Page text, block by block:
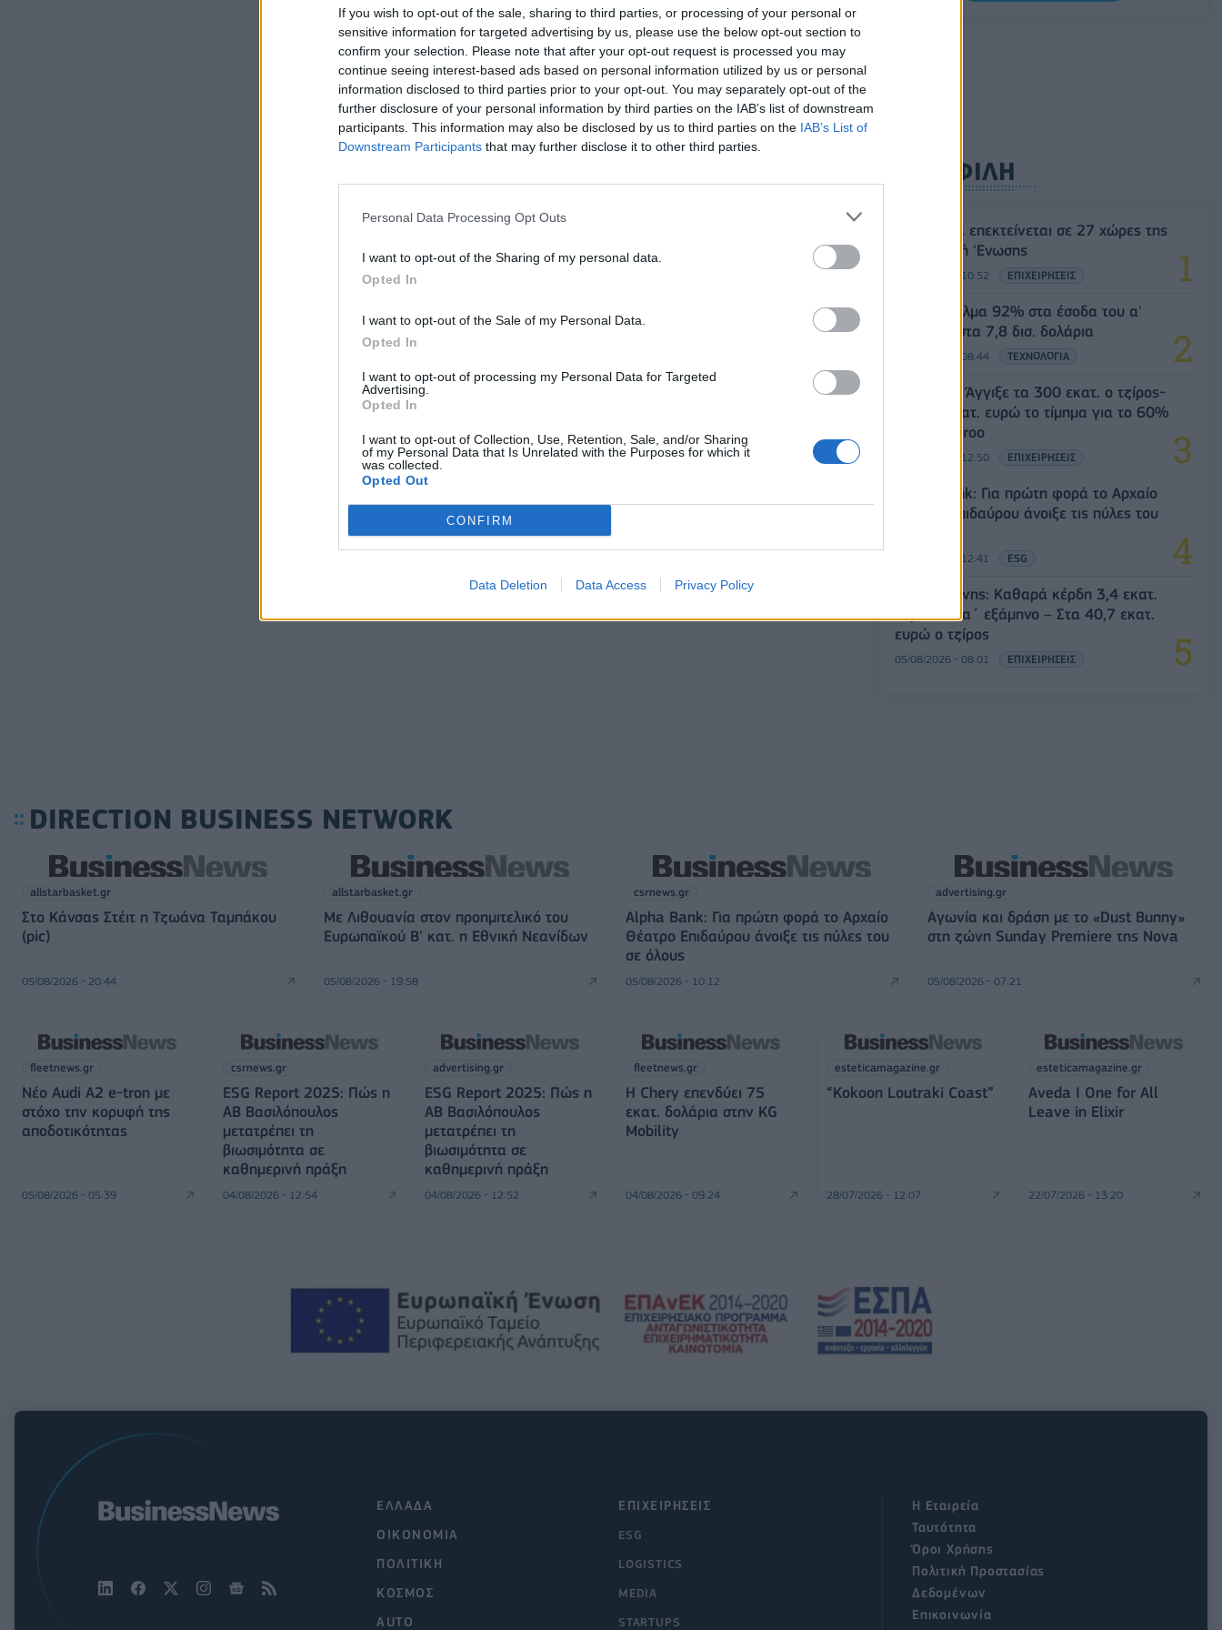
If you wish to opt-out of the sale, sharing to third parties, or processing of your personal or
sensitive information for targeted advertising by us, please use the below opt-out section to
confirm your selection. Please note that after your opt-out request is processed you may
continue seeing interest-based ads based on personal information utilized by us or personal
information disclosed to third parties prior to your opt-out. You may separately opt-out of the
further disclosure of your personal information by third parties on the IAB’s list of downstream
participants. This information may also be disclosed by us to third parties on the IAB’s List of
Downstream Participants that may further disclose it to other third parties.
Personal Data Processing Opt Outs
I want to opt-out of the Sharing of my personal data.
Opted In
I want to opt-out of the Sale of my Personal Data.
Opted In
I want to opt-out of processing my Personal Data for Targeted
Advertising.
Opted In
I want to opt-out of Collection, Use, Retention, Sale, and/or Sharing
of my Personal Data that Is Unrelated with the Purposes for which it
was collected.
Opted Out
CONFIRM
Data Deletion Data Access Privacy Policy
ΔΗΜΟΦΙΛΗ
Η Vendora επεκτείνεται σε 27 χώρες της
Ευρωπαϊκή 'Ενωσης
05/08/2026 - 10:52 ΕΠΙΧΕΙΡΗΣΕΙΣ
SpaceX: Άλμα 92% στα έσοδα του α'
τριμήνου στα 7,8 δισ. δολάρια
05/08/2026 - 08:44 ΤΕΧΝΟΛΟΓΙΑ
Evergood: Άγγιξε τα 300 εκατ. ο τζίρος-
Στα 10 εκατ. ευρώ το τίμημα για το 60%
του Jackaroo
05/08/2026 - 12:50 ΕΠΙΧΕΙΡΗΣΕΙΣ
Alpha Bank: Για πρώτη φορά το Αρχαίο
Θέατρο Επιδαύρου άνοιξε τις πύλες του
05/08/2026 - 12:41 ESG
Παπουτσάνης: Καθαρά κέρδη 3,4 εκατ.
ευρώ στο α΄ εξάμηνο – Στα 40,7 εκατ.
ευρώ ο τζίρος
05/08/2026 - 08:01 ΕΠΙΧΕΙΡΗΣΕΙΣ
DIRECTION BUSINESS NETWORK
allstarbasket.gr
Στο Κάνσας Στέιτ η Τζωάνα Ταμπάκου
(pic)
05/08/2026 - 20:44
allstarbasket.gr
Με Λιθουανία στον προημιτελικό του
Ευρωπαϊκού Β' κατ. η Εθνική Νεανίδων
05/08/2026 - 19:58
csrnews.gr
Alpha Bank: Για πρώτη φορά το Αρχαίο
Θέατρο Επιδαύρου άνοιξε τις πύλες του
σε όλους
05/08/2026 - 10:12
advertising.gr
Αγωνία και δράση με το «Dust Bunny»
στη ζώνη Sunday Premiere της Nova
05/08/2026 - 07:21
fleetnews.gr
Νέο Audi A2 e-tron με
στόχο την κορυφή της
αποδοτικότητας
05/08/2026 - 05:39
csrnews.gr
ESG Report 2025: Πώς η
ΑΒ Βασιλόπουλος
μετατρέπει τη
βιωσιμότητα σε
καθημερινή πράξη
04/08/2026 - 12:54
advertising.gr
ESG Report 2025: Πώς η
ΑΒ Βασιλόπουλος
μετατρέπει τη
βιωσιμότητα σε
καθημερινή πράξη
04/08/2026 - 12:52
fleetnews.gr
Η Chery επενδύει 75
εκατ. δολάρια στην KG
Mobility
04/08/2026 - 09:24
esteticamagazine.gr
“Kokoon Loutraki Coast”
28/07/2026 - 12:07
esteticamagazine.gr
Aveda I One for All
Leave in Elixir
22/07/2026 - 13:20
ΕΠΙΧΕΙΡΗΣΕΙΣ
ESG
LOGISTICS
MEDIA
STARTUPS
ΕΛΛΑΔΑ
ΟΙΚΟΝΟΜΙΑ
ΠΟΛΙΤΙΚΗ
ΚΟΣΜΟΣ
AUTO
Η Εταιρεία
Ταυτότητα
Όροι Χρήσης
Πολιτική Προστασίας
Δεδομένων
Επικοινωνία